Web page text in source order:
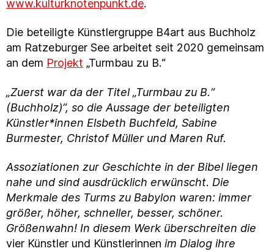
www.kulturknotenpunkt.de.
Die beteiligte Künstlergruppe B4art aus Buchholz
am Ratzeburger See arbeitet seit 2020 gemeinsam
an dem Projekt „Turmbau zu B.“
„Zuerst war da der Titel „Turmbau zu B.“
(Buchholz)“, so die Aussage der beteiligten
Künstler*innen Elsbeth Buchfeld, Sabine
Burmester, Christof Müller und Maren Ruf.
Assoziationen zur Geschichte in der Bibel liegen
nahe und sind ausdrücklich erwünscht. Die
Merkmale des Turms zu Babylon waren: immer
größer, höher, schneller, besser, schöner.
Größenwahn! In diesem Werk überschreiten die
vier Künstler und Künstlerinnen im Dialog ihre